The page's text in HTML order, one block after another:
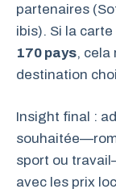
partenaires
ibis). Si la
170 pays, cela
destination
Insight final :
sport ou
avec les prix